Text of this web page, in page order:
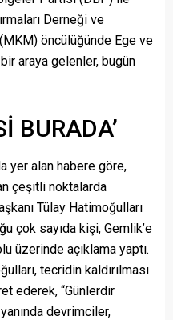
Derneği ve
öncülüğünde Ege ve
araya gelenler, bugün
BURADA’
yer alan habere göre,
çeşitli noktalarda
Tülay Hatimoğulları
çok sayıda kişi, Gemlik’e
üzerinde açıklama yaptı.
tecridin kaldırılması
ederek, “Günlerdir
devrimciler,